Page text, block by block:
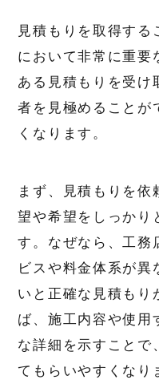
見積もりを取得す
において非常に重要
ある見積もりを受け
者を見極めることが
くなります。
まず、見積もりを
望や希望をしっかり
す。なぜなら、工務
ビスや料金体系が異
いと正確な見積もり
ば、施工内容や使用
な詳細を示すことで
てもらいやすくなり